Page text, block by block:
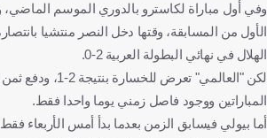
وفي أول مباراة لكاسترو بالدوري الموسم الماضي،
الأول من المسابقة، وقتها دخل النصر منتشيا
الهلال في نهائي البطولة العربية 2-0.
لكن "العالمي" تعرض
المباراتين ووجود فاصل زمني يوما واحدا فقط.
أما بيولي فيسابق الزمن بعدما بدأ أمس الأربعاء